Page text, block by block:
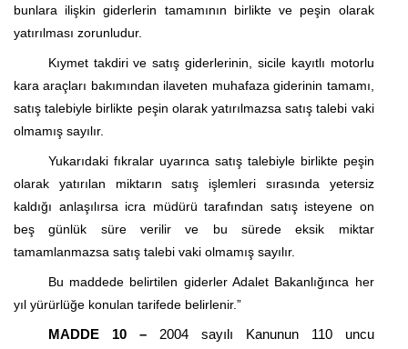
bunlara ilişkin giderlerin tamamının birlikte ve peşin olarak
yatırılması zorunludur.
Kıymet takdiri ve satış giderlerinin, sicile kayıtlı motorlu
kara araçları bakımından ilaveten muhafaza giderinin tamamı,
satış talebiyle birlikte peşin olarak yatırılmazsa satış talebi vaki
olmamış sayılır.
Yukarıdaki fıkralar uyarınca satış talebiyle birlikte peşin
olarak yatırılan miktarın satış işlemleri sırasında yetersiz
kaldığı anlaşılırsa icra müdürü tarafından satış isteyene on
beş günlük süre verilir ve bu sürede eksik miktar
tamamlanmazsa satış talebi vaki olmamış sayılır.
Bu maddede belirtilen giderler Adalet Bakanlığınca her
yıl yürürlüğe konulan tarifede belirlenir.”
MADDE 10 – 2004 sayılı Kanunun 110 uncu